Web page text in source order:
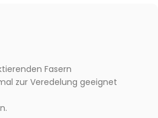
Fasern
zur Veredelung geeignet